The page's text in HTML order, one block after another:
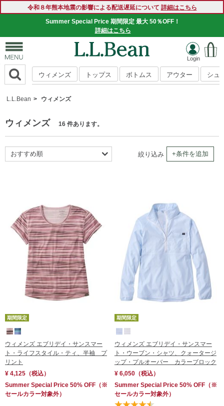
令和８年熊本地震の影響による配送遅延について 詳細はこちら
Summer Special Price 期間限定 最大 50％OFF！
詳細はこちら
ウィメンズ トップス ボトムス アウター シュ
L.L.Bean ウィメンズ
ウィメンズ 16 件あります。
おすすめ順
価格の高い順
レビュー評価順
売れてる順
在庫順
絞り込み +条件を追加
期間限定
ウィメンズ エブリデイ・サンスマー
ト・ライフスタイル・ティ、半袖 プ
リント
¥ 4,125 （税込）
Summer Special Price 50% OFF （※
セールカラー対象外）
期間限定
ウィメンズ エブリデイ・サンスマー
ト・ウーブン・シャツ、クォータージ
ップ・プルオーバー カラーブロック
¥ 6,050（税込）
Summer Special Price 50% OFF（※
セールカラー対象外）